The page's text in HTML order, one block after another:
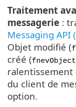
Traitement
messagerie :
Messaging API
Objet modifié (
créé (
ralentissement
du client de
option.